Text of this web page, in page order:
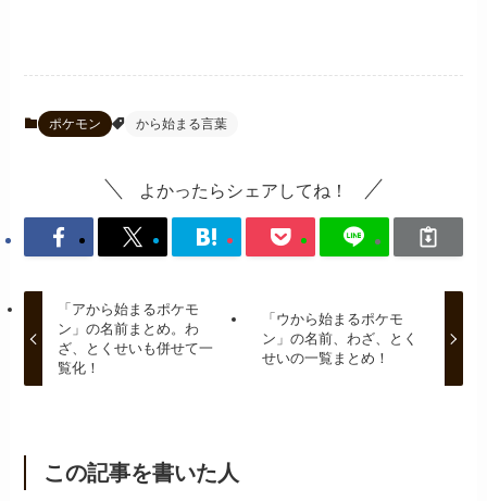
ポケモン から始まる言葉
よかったらシェアしてね！
「アから始まるポケモ
ン」の名前まとめ。わ
ざ、とくせいも併せて一
覧化！
「ウから始まるポケモ
ン」の名前、わざ、とく
せいの一覧まとめ！
この記事を書いた人